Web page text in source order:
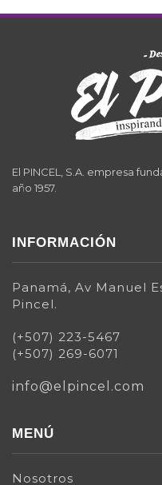
El PINCEL, S.A. empresa
año 1957.
INFORMACIÓN
Panamá, Av Manuel
Pincel.
(+507) 223-5467
(+507) 269-6071
info@elpincel.com
MENÚ
Nosotros